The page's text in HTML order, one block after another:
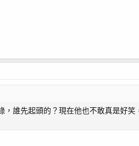
誰先起頭的？現在他也不敢真是好笑